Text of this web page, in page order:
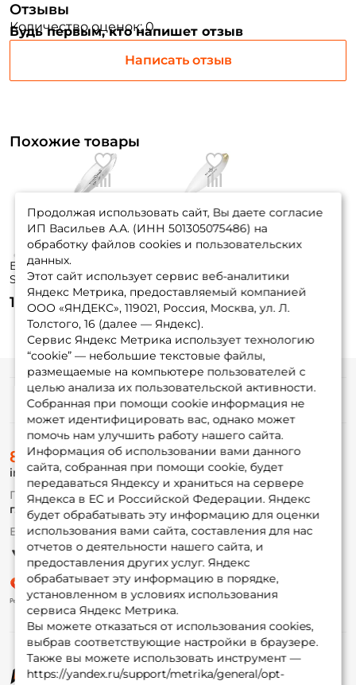
Отзывы
Количество оценок: 0
Будь первым, кто напишет отзыв
Написать отзыв
Похожие товары
Бомбарда Eco Pro
Sinking Clear 30гр.
1шт. тонущая
185 ₽
Semi-sinking Milk
AZ 25гр. 1шт.
полутонущая
145 ₽
Продолжая использовать сайт, Вы даете согласие
ИП Васильев А.А. (ИНН 501305075486) на
обработку файлов cookies и пользовательских
данных.
Этот сайт использует сервис веб-аналитики
Яндекс Метрика, предоставляемый компанией
ООО «ЯНДЕКС», 119021, Россия, Москва, ул. Л.
Толстого, 16 (далее — Яндекс).
Сервис Яндекс Метрика использует технологию
“cookie” — небольшие текстовые файлы,
размещаемые на компьютере пользователей с
целью анализа их пользовательской активности.
Собранная при помощи cookie информация не
может идентифицировать вас, однако может
помочь нам улучшить работу нашего сайта.
Информация об использовании вами данного
сайта, собранная при помощи cookie, будет
передаваться Яндексу и храниться на сервере
Яндекса в ЕС и Российской Федерации. Яндекс
будет обрабатывать эту информацию для оценки
использования вами сайта, составления для нас
отчетов о деятельности нашего сайта, и
предоставления других услуг. Яндекс
обрабатывает эту информацию в порядке,
установленном в условиях использования
сервиса Яндекс Метрика.
Вы можете отказаться от использования cookies,
выбрав соответствующие настройки в браузере.
Также вы можете использовать инструмент —
https://yandex.ru/support/metrika/general/opt-
Информация
О магазине
Доставка
Оплата
Fox-bonus
Гуру
Партнерская программа
8 (495) 532-77-88
info@foxfishing.ru
По вопросам с заказом
г. Москва, ул. Плеханова д.7
Ежедневно 10:00 до 20:00